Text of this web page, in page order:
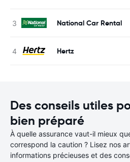
National Car Rental
Hertz
Des conseils utiles
bien préparé
À quelle assurance vaut-il mieux
correspond la caution ? Lisez nos
informations précieuses et des